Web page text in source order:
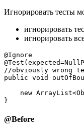
Игнорировать тесты
игнорировать
игнорировать
@Ignore
//obviously wrong
public void
new
}
@Before